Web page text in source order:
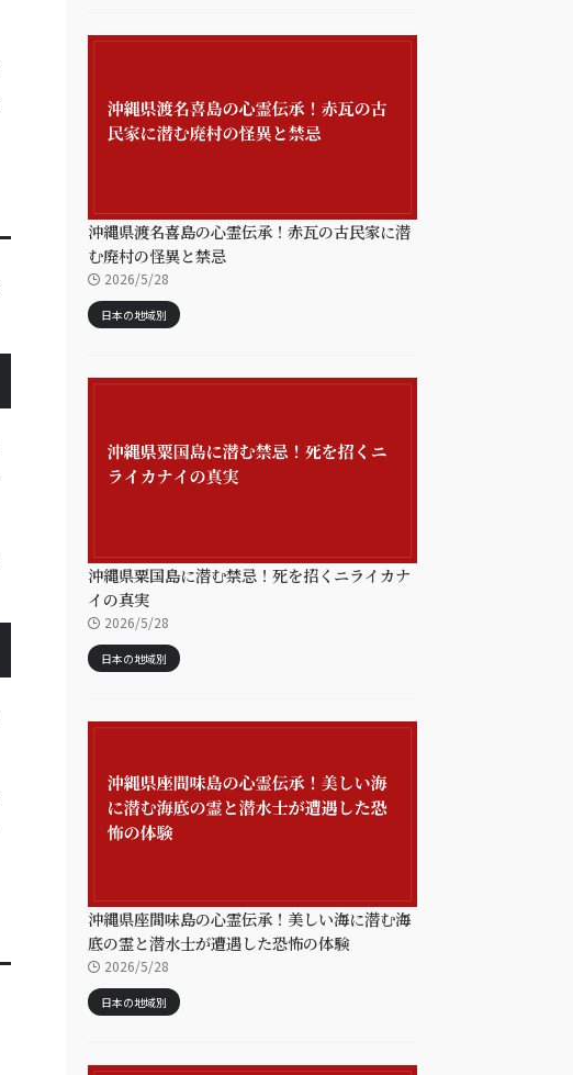
沖縄県渡名喜島の心霊伝承！赤瓦の古民家に潜
む廃村の怪異と禁忌
2026/5/28
日本の地域別
沖縄県粟国島に潜む禁忌！死を招くニライカナ
イの真実
2026/5/28
日本の地域別
沖縄県座間味島の心霊伝承！美しい海に潜む海
底の霊と潜水士が遭遇した恐怖の体験
2026/5/28
日本の地域別